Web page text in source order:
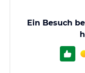
Ein Besuch